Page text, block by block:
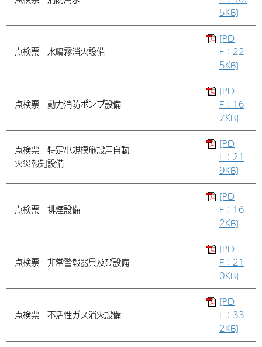
5KB]
点検票 水噴霧消火設備
[PD
F：22
5KB]
点検票 動力消防ポンプ設備
[PD
F：16
7KB]
点検票 特定小規模施設用自動
火災報知設備
[PD
F：21
9KB]
点検票 排煙設備
[PD
F：16
2KB]
点検票 非常警報器具及び設備
[PD
F：21
0KB]
点検票 不活性ガス消火設備
[PD
F：33
2KB]